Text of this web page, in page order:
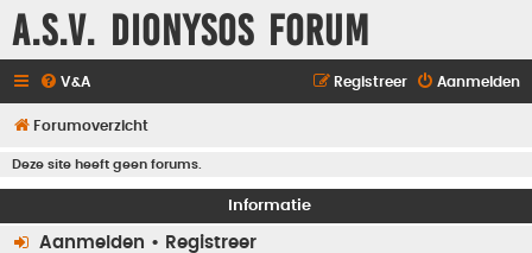
A.S.V. Dionysos Forum
V&A Aanmelden
Registreer
Forumoverzicht
Deze site heeft geen forums.
Informatie
Aanmelden • Registreer